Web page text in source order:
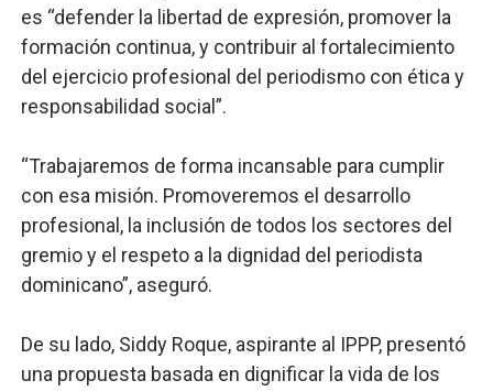
es “defender la libertad de expresión, promover la
formación continua, y contribuir al fortalecimiento
del ejercicio profesional del periodismo con ética y
responsabilidad social”.
“Trabajaremos de forma incansable para cumplir
con esa misión. Promoveremos el desarrollo
profesional, la inclusión de todos los sectores del
gremio y el respeto a la dignidad del periodista
dominicano”, aseguró.
De su lado, Siddy Roque, aspirante al IPPP, presentó
una propuesta basada en dignificar la vida de los